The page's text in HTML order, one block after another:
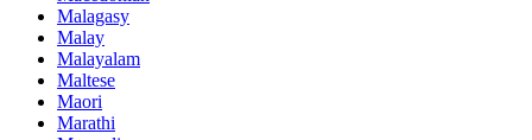
Malagasy
Malay
Malayalam
Maltese
Maori
Marathi